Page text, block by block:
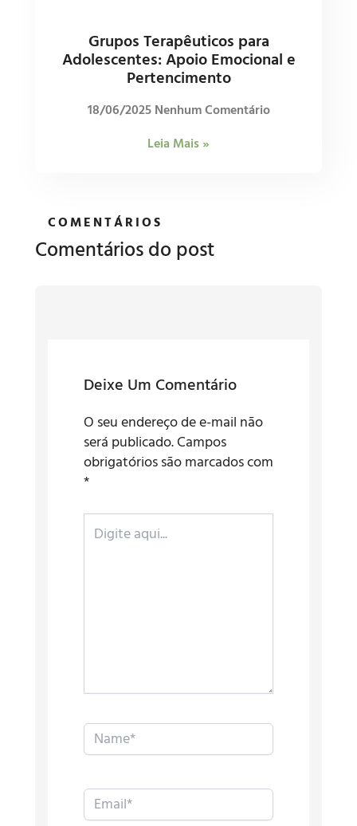
Grupos Terapêuticos para
Adolescentes: Apoio Emocional e
Pertencimento
18/06/2025Nenhum Comentário
Leia Mais »
COMENTÁRIOS
Comentários do post
Deixe Um Comentário
O seu endereço de e-mail não
será publicado.Campos
obrigatórios são marcados com
*
aqui...
Name*
Email*